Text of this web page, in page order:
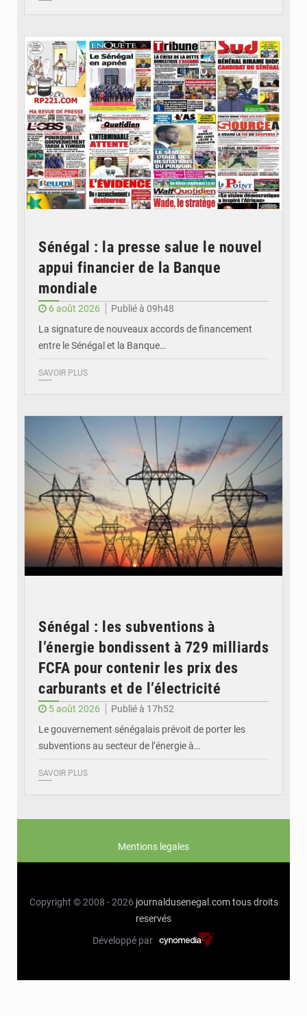
Sénégal : la presse salue le nouvel
appui financier de la Banque
mondiale
6 août 2026
Publié à 09h48
La signature de nouveaux accords de financement
entre le Sénégal et la Banque…
SAVOIR PLUS
Sénégal : les subventions à
l’énergie bondissent à 729 milliards
FCFA pour contenir les prix des
carburants et de l’électricité
5 août 2026
Publié à 17h52
Le gouvernement sénégalais prévoit de porter les
subventions au secteur de l’énergie à…
SAVOIR PLUS
Mentions legales
Copyright © 2008 - 2026 journaldusenegal.com tous droits
reservés
Développé par